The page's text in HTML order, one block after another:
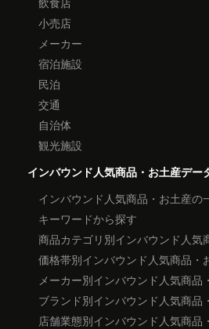
小売店
メーカー
宿泊施設
民泊
交通
自治体
観光施設
インバウンド人気商品・お土産デー
インバウンド人気商品・お土産の
キーワードから探す
商品カテゴリ別インバウンド人気
価格帯別インバウンド人気商品・
メーカー別インバウンド人気商品
ブランド別インバウンド人気商品
店舗業態別インバウンド人気商品